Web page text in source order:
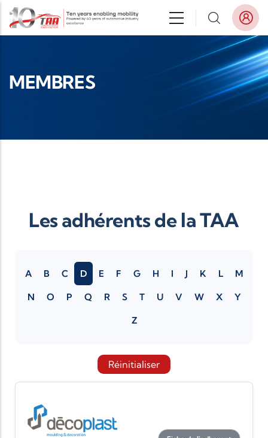
Aller au contenu principal
MEMBRES
Les adhérents de la TAA
A B C D E F G H I J K L M
N O P Q R S T U V W X Y
Z
Réinitialiser